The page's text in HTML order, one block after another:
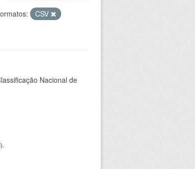
CSV
Nacional de
).